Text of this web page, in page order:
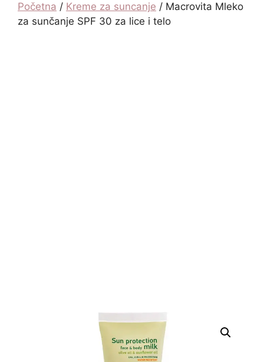
Početna / Kreme za suncanje / Macrovita Mleko
za sunčanje SPF 30 za lice i telo